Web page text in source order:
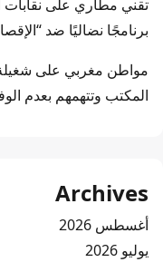
تقني مطاري على
برنامجًا نضاليًا ضد
مواطن مغربي على
المكتب وتتهمهم بعدم
Archives
أغسطس 2026
يوليو 2026